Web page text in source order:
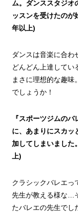
ム。ダンススタジオ
ッスンを受けたの
年以上)
ダンスは音楽に合わ
どんどん上達してい
まさに理想的な趣味
でしょうか！
『スポーツジムの
に、あまりにスカッ
加してしまいました
上)
クラシックバレエ
先生が教える様な…
たバレエの先生でし